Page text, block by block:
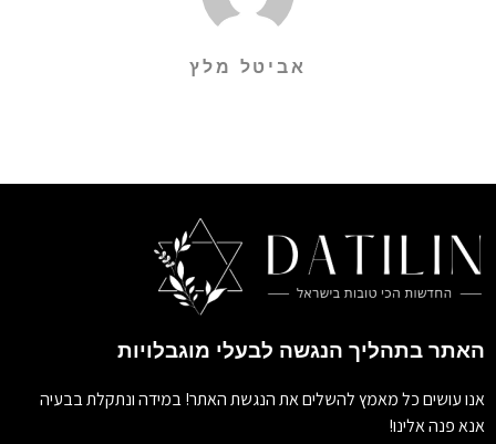
אביטל מלץ
בתהליך הנגשה לבעלי מוגבלויות
עושים כל מאמץ להשלים את הנגשת האתר! במידה ונתקלת בבעיה
פנה אלינו!